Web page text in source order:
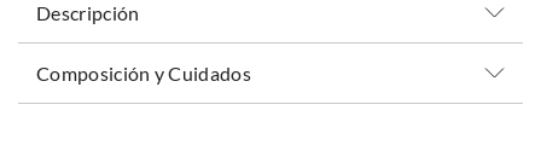
Descripción
Composición y Cuidados